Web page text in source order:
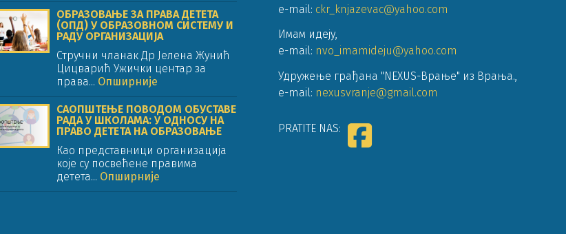
ОБРАЗОВАЊЕ ЗА ПРАВА ДЕТЕТА
(ОПД) У ОБРАЗОВНОМ СИСТЕМУ И
РАДУ ОРГАНИЗАЦИЈА
Стручни чланак Др Јелена Жунић
Цицварић Ужички центар за
права... Опширније
САОПШТЕЊЕ ПОВОДОМ ОБУСТАВЕ
РАДА У ШКОЛАМА: У ОДНОСУ НА
ПРАВО ДЕТЕТА НА ОБРАЗОВАЊЕ
Као представници организација
које су посвећене правима
детета... Опширније
e-mail: ckr_knjazevac@yahoo.com
Имам идеју,
e-mail: nvo_imamideju@yahoo.com
Удружење грађана "NEXUS-Врање" из Врања.,
e-mail: nexusvranje@gmail.com
PRATITE NAS: